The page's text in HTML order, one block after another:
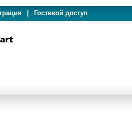
Гостевой доступ